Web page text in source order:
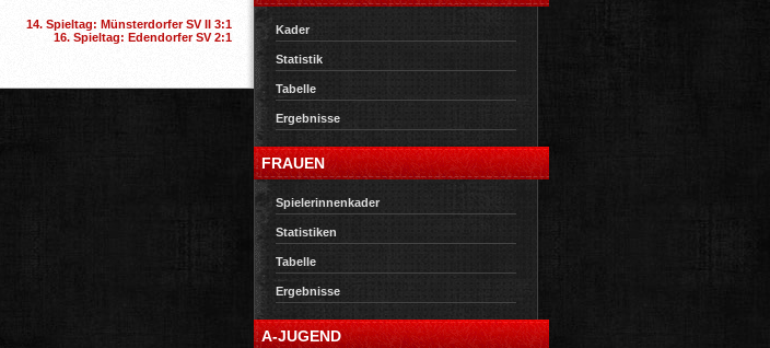
14. Spieltag: Münsterdorfer SV II 3:1
16. Spieltag: Edendorfer SV 2:1
Kader
Statistik
Tabelle
Ergebnisse
FRAUEN
Spielerinnenkader
Statistiken
Tabelle
Ergebnisse
A-JUGEND